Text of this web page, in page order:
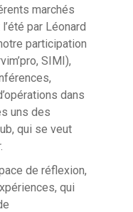
marchés
par Léonard
participation
SIMI),
dans
uns des
qui se veut
de réflexion,
qui